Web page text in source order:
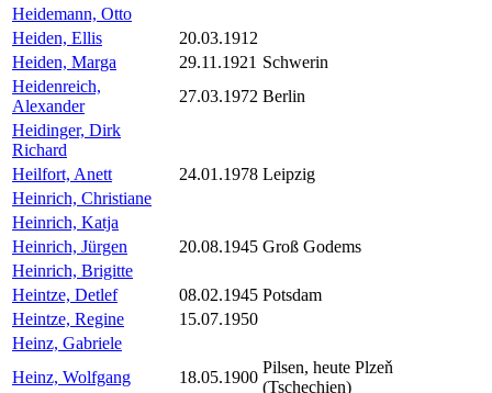
Heidemann, Otto
Heiden, Ellis
20.03.1912
Heiden, Marga
29.11.1921 Schwerin
Heidenreich,
Alexander
27.03.1972 Berlin
Heidinger, Dirk
Richard
Heilfort, Anett
24.01.1978 Leipzig
Heinrich, Christiane
Heinrich, Katja
Heinrich, Jürgen
20.08.1945 Groß Godems
Heinrich, Brigitte
Heintze, Detlef
08.02.1945 Potsdam
Heintze, Regine
15.07.1950
Heinz, Gabriele
Heinz, Wolfgang
18.05.1900
Pilsen, heute Plzeň
(Tschechien)